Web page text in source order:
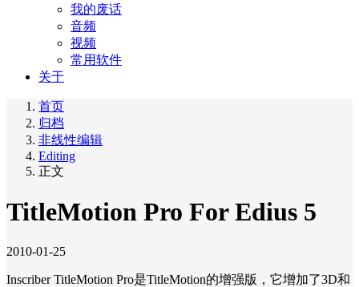
我的废话
音频
视频
常用软件
关于
首页
归档
非线性编辑
Editing
正文
TitleMotion Pro For Edius 5
2010-01-25
Inscriber TitleMotion Pro是TitleMotion的增强版，它增加了3D和